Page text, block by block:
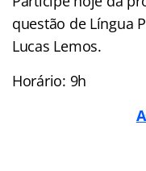
questão de Língua
Lucas Lemos.
Horário: 9h